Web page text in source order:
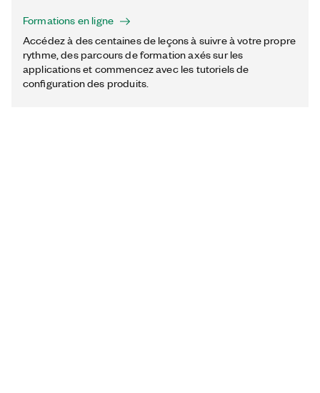
Formations en ligne
Accédez à des centaines de leçons à suivre à votre propre
rythme, des parcours de formation axés sur les
applications et commencez avec les tutoriels de
configuration des produits.